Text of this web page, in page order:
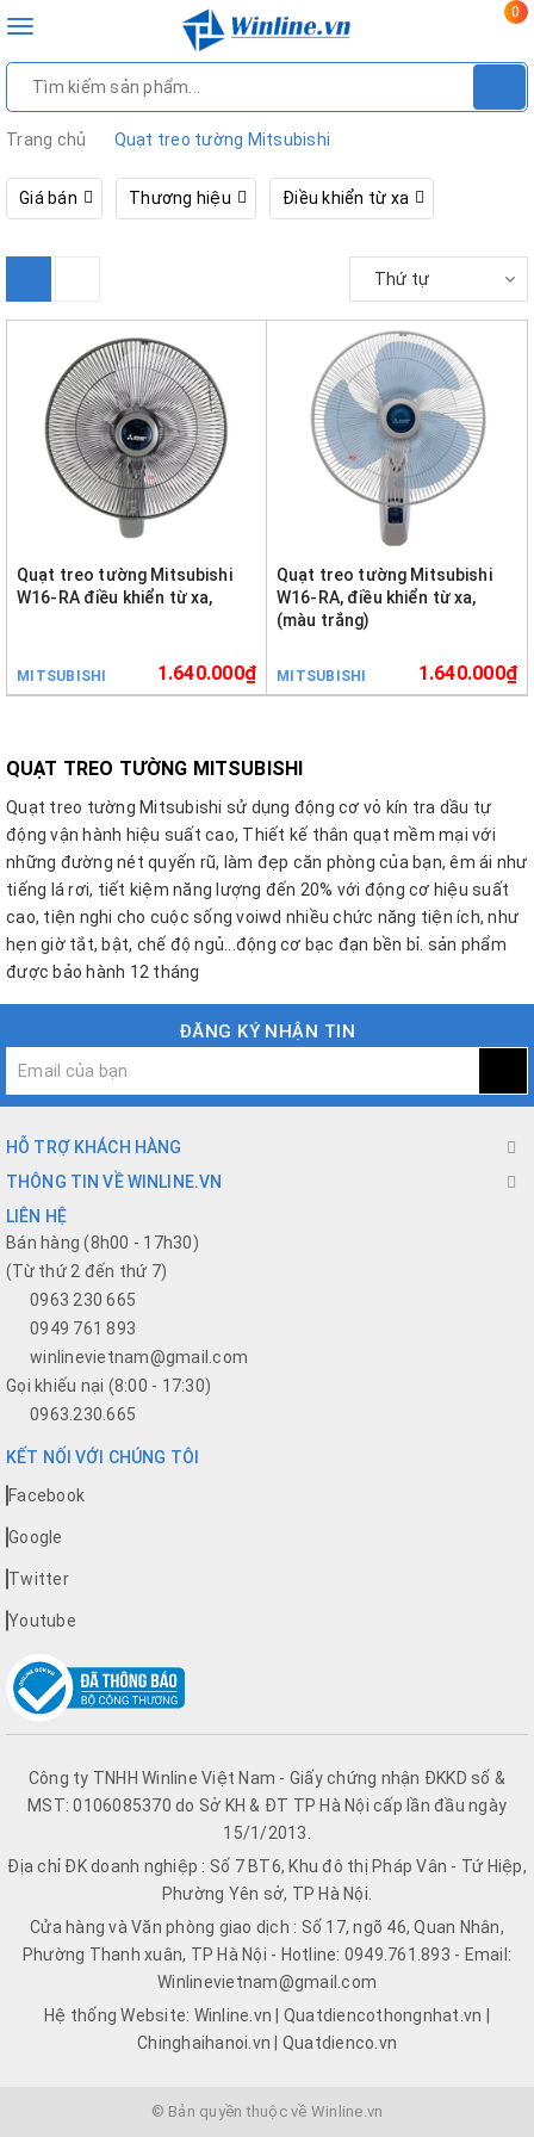
Toggle
0
Trang chủ Quạt treo tường Mitsubishi
Giá bán Thương hiệu Điều khiển từ xa
Thứ tự
Quạt treo tường Mitsubishi
W16-RA điều khiển từ xa,
MITSUBISHI 1.640.000₫
Quạt treo tường Mitsubishi
W16-RA, điều khiển từ xa,
(màu trắng)
MITSUBISHI 1.640.000₫
QUẠT TREO TƯỜNG MITSUBISHI
Quạt treo tường Mitsubishi sử dụng động cơ vỏ kín tra dầu tự
động vận hành hiệu suất cao, Thiết kế thân quạt mềm mại với
những đường nét quyến rũ, làm đẹp căn phòng của bạn, êm ái như
tiếng lá rơi, tiết kiệm năng lượng đến 20% với động cơ hiệu suất
cao, tiện nghi cho cuộc sống voiwd nhiều chức năng tiện ích, như
hẹn giờ tắt, bật, chế độ ngủ...động cơ bạc đạn bền bỉ. sản phẩm
được bảo hành 12 tháng
ĐĂNG KÝ NHẬN TIN
HỖ TRỢ KHÁCH HÀNG
THÔNG TIN VỀ WINLINE.VN
LIÊN HỆ
Bán hàng (8h00 - 17h30)
(Từ thứ 2 đến thứ 7)
0963 230 665
0949 761 893
winlinevietnam@gmail.com
Gọi khiếu nại (8:00 - 17:30)
0963.230.665
KẾT NỐI VỚI CHÚNG TÔI
Facebook
Google
Twitter
Youtube
Công ty TNHH Winline Việt Nam - Giấy chứng nhận ĐKKD số &
MST: 0106085370 do Sở KH & ĐT TP Hà Nội cấp lần đầu ngày
15/1/2013.
Địa chỉ ĐK doanh nghiệp : Số 7 BT6, Khu đô thị Pháp Vân - Tứ Hiệp,
Phường Yên sở, TP Hà Nội.
Cửa hàng và Văn phòng giao dịch : Số 17, ngõ 46, Quan Nhân,
Phường Thanh xuân, TP Hà Nội - Hotline: 0949.761.893 - Email:
Winlinevietnam@gmail.com
Hệ thống Website: Winline.vn | Quatdiencothongnhat.vn |
Chinghaihanoi.vn | Quatdienco.vn
© Bản quyền thuộc về Winline.vn